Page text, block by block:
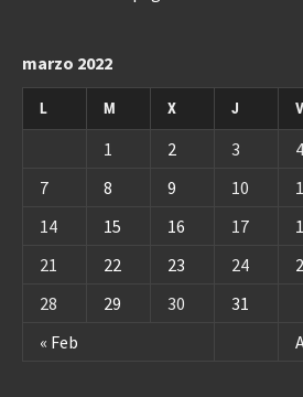
marzo 2022
L M X J V
« Feb
1 2 3 4
7
8 9 10
14
15 16 17
21
22 23 24
28
29 30 31